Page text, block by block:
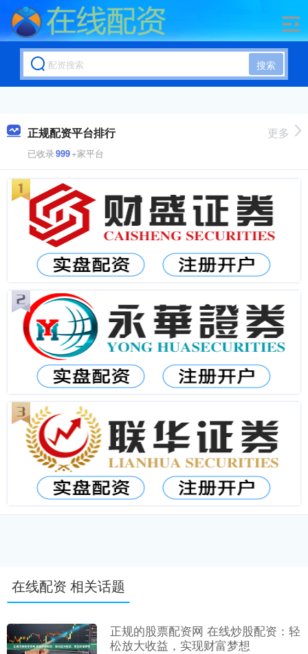
搜索
正规配资平台排行
已收录999+家平台
更多
在线配资 相关话题
正规的股票配资网 在线炒股配资：轻
松放大收益，实现财富梦想